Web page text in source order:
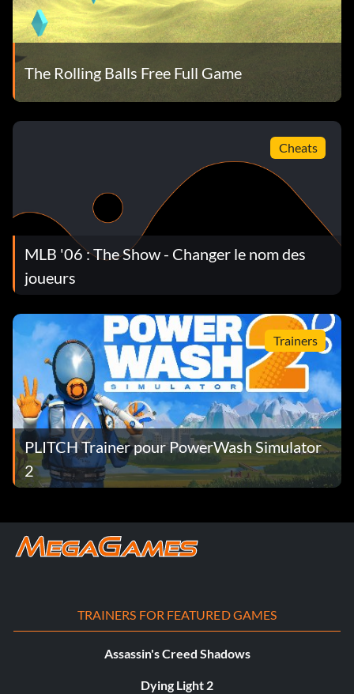
The Rolling Balls Free Full Game
Cheats
MLB '06 : The Show - Changer le nom des
joueurs
Trainers
PLITCH Trainer pour PowerWash Simulator
2
TRAINERS FOR FEATURED GAMES
Assassin's Creed Shadows
Dying Light 2